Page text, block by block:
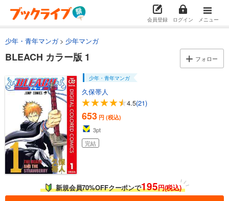
会員登録 ログイン メニュー
少年・青年マンガ 少年マンガ
BLEACH カラー版 1 フォロー
少年・青年マンガ
久保帯人
4.5(21)
653 円 (税込)
3pt
完結
新規会員70%OFFクーポンで195円(税込)